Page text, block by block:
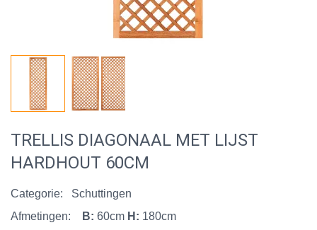
TRELLIS DIAGONAAL MET LIJST
HARDHOUT 60CM
Categorie:
Schuttingen
Afmetingen:
B: 60cm H: 180cm